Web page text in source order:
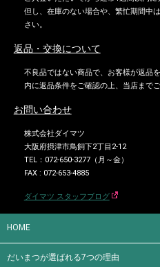
但し、在庫のない場合や、繁忙期間中
さい。
返品・交換について
不良品ではない商品で、お客様が返品
内に返品条件をご確認の上、当店までご
お問い合わせ
株式会社ダイマツ
大阪府摂津市鳥飼下2丁目2-12
TEL：072-650-3277（月～金）
FAX : 072-653-4885
ダイマツ スタッフブログ
HOME
だいまつが選ばれる7つの理由